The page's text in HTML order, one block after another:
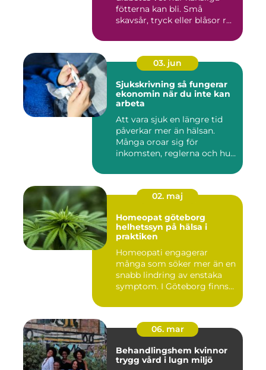
fötterna kan bli. Små
skavsår, tryck eller blåsor r...
03. jun
Sjukskrivning så fungerar
ekonomin när du inte kan
arbeta
Att vara sjuk en längre tid
påverkar mer än hälsan.
Många oroar sig för
inkomsten, reglerna och hur
02. maj
Homeopat göteborg
helhetssyn på hälsa i
praktiken
Homeopati engagerar
många som söker mer än en
snabb lindring av enstaka
symptom. I Göteborg finns
06. mar
Behandlingshem kvinnor
trygg vård i lugn miljö